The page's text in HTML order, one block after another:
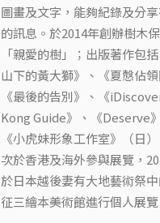
圖畫及文字，能夠紀錄及分
的訊息。於2014年創辦樹木
「親愛的樹」；出版著作包
山下的黃大獅》、《夏慤佔領
《最後的告別》、《
Kong Guide》、《Deserve
《小虎妹形象工作室》（日
次於香港及海外參與展覽，
於日本越後妻有大地藝術祭
征三繪本美術館進行個人展覽